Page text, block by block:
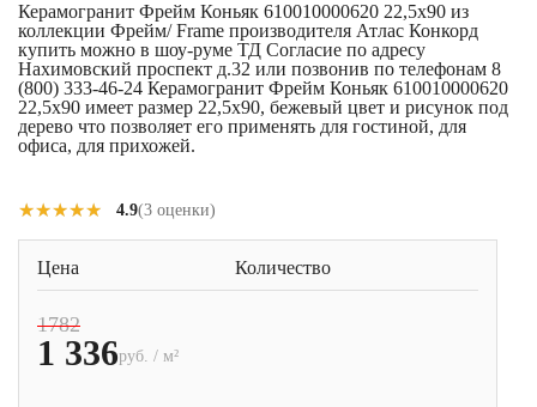
Керамогранит Фрейм Коньяк 610010000620 22,5x90 из
коллекции Фрейм/ Frame производителя Атлас Конкорд
купить можно в шоу-руме ТД Согласие по адресу
Нахимовский проспект д.32 или позвонив по телефонам 8
(800) 333-46-24 Керамогранит Фрейм Коньяк 610010000620
22,5x90 имеет размер 22,5x90, бежевый цвет и рисунок под
дерево что позволяет его применять для гостиной, для
офиса, для прихожей.
★★★★★
★★★★★ 4.9(3 оценки)
Цена Количество
1782
1 336руб. / м²